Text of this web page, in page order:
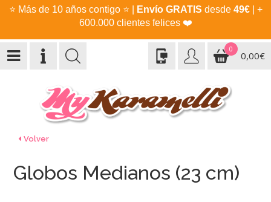
⭐ Más de 10 años contigo ⭐ Envío GRATIS desde 49€| +
600.000 clientes felices ❤️
0
0,00€
Volver
Globos Medianos (23 cm)